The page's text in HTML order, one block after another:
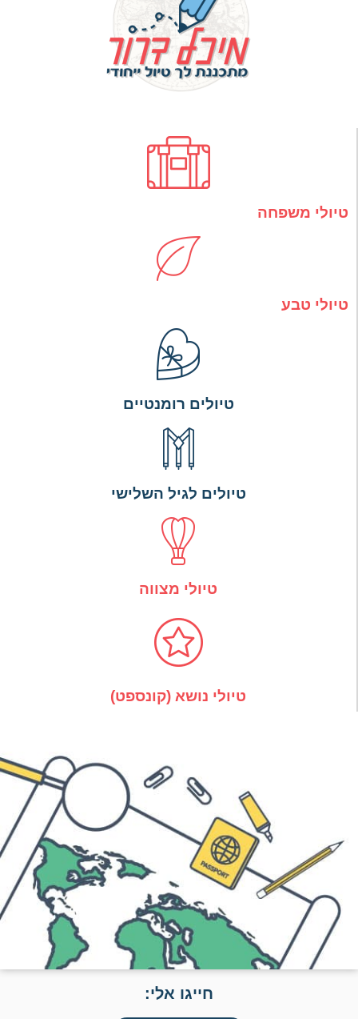
טיולי משפחה
טיולי טבע
טיולים רומנטיים
טיולים לגיל השלישי
טיולי מצווה
טיולי נושא (קונספט)
חייגו אלי: